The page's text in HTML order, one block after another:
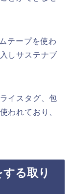
テープを使わ
しサステナブ
イスタグ、包
われており、
する取り